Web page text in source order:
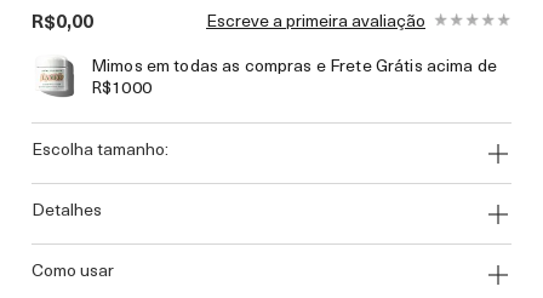
R$0,00
Escreve a primeira avaliação
Mimos em todas as compras e Frete Grátis acima de
R$1000
escolha tamanho:
detalhes
como usar